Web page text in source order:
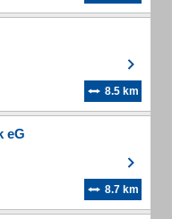
8.5 km
eG
8.7 km